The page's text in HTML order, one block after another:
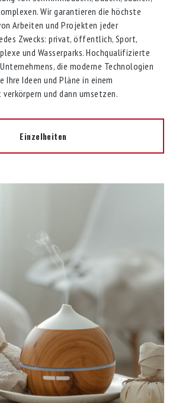
Wir garantieren die höchste
Arbeiten und Projekten jeder
Zwecks: privat, öffentlich, Sport,
und Wasserparks. Hochqualifizierte
die moderne Technologien
Ihre Ideen und Pläne in einem
und dann umsetzen.
Einzelheiten